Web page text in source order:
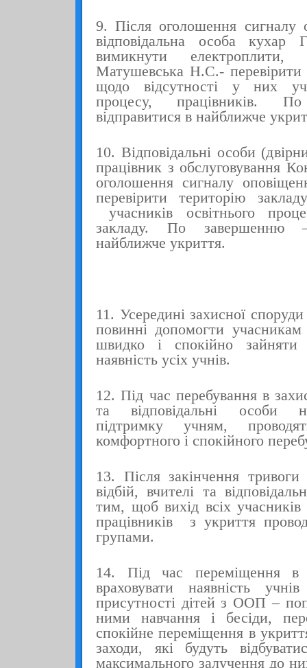
9. Після оголошення сигналу
відповідальна особа
вимикнути електроплити,
Матушевська Н.С.- перевірити
щодо відсутності у них
процесу, працівників.
відправитися в найближче
10. Відповідальні особи
працівник з обслуговування
оголошення сигналу
перевірити територію
учасників освітнього
закладу. По завершенню
найближче укриття.
11. Усередині захисної споруди
повинні допомогти учасникам
швидко і спокійно зайняти
наявність усіх учнів.
12. Під час перебування в
та відповідальні особи
підтримку учням,
комфортного і спокійного
13. Після закінчення
відбій, вчителі та
тим, щоб вихід всіх учасників
працівників з укриття
групами.
14. Під час переміщення в
враховувати наявність
присутності дітей з ООП –
ними навчання і бесіди,
спокійне переміщення в
заходи, які будуть
максимального залучення до